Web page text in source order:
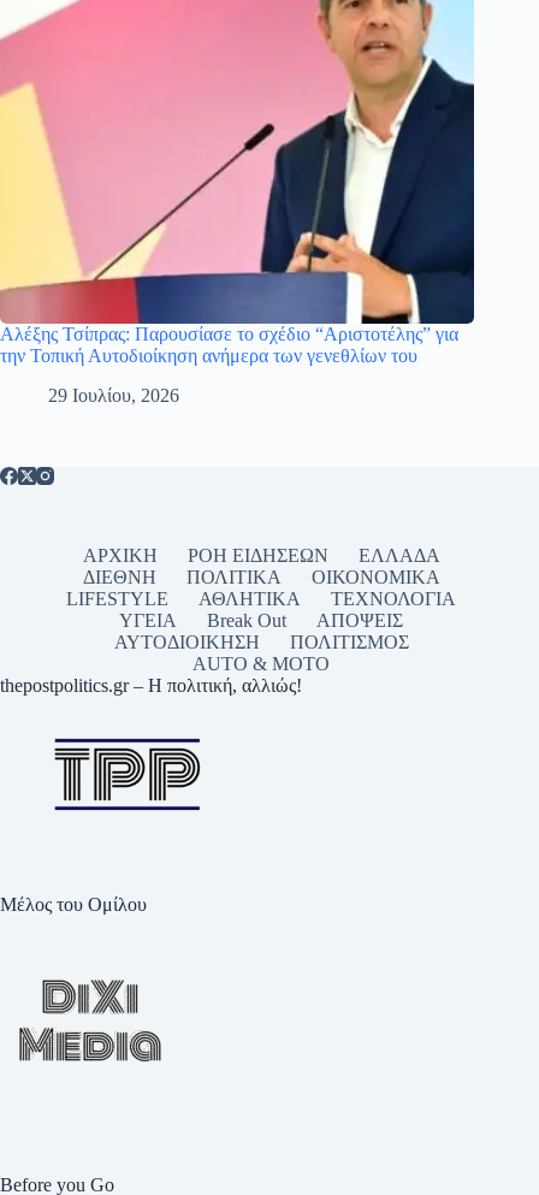
Αλέξης Τσίπρας: Παρουσίασε το σχέδιο “Αριστοτέλης” για
την Τοπική Αυτοδιοίκηση ανήμερα των γενεθλίων του
29 Ιουλίου, 2026
ΑΡΧΙΚΗ ΡΟΗ ΕΙΔΗΣΕΩΝ
ΕΛΛΑΔΑ
ΔΙΕΘΝΗ
ΠΟΛΙΤΙΚΑ
ΟΙΚΟΝΟΜΙΚΑ
LIFESTYLE
ΑΘΛΗΤΙΚΑ
ΤΕΧΝΟΛΟΓΙΑ
ΥΓΕΙΑ
Break Out
ΑΠΟΨΕΙΣ
ΑΥΤΟΔΙΟΙΚΗΣΗ
ΠΟΛΙΤΙΣΜΟΣ
AUTO & MOTO
thepostpolitics.gr – Η πολιτική, αλλιώς!
Μέλος του Ομίλου
Before you Go